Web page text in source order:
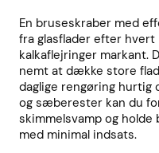
En bruseskraber med
fra glasflader efter
kalkaflejringer markant.
nemt at dække store
daglige rengøring hurtig
og sæberester kan du
skimmelsvamp og
med minimal indsats.